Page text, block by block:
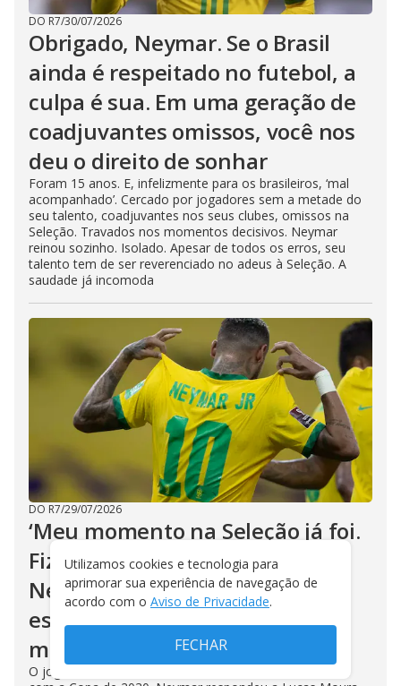
DO R7/30/07/2026
Obrigado, Neymar. Se o Brasil
ainda é respeitado no futebol, a
culpa é sua. Em uma geração de
coadjuvantes omissos, você nos
deu o direito de sonhar
Foram 15 anos. E, infelizmente para os brasileiros, ‘mal
acompanhado’. Cercado por jogadores sem a metade do
seu talento, coadjuvantes nos seus clubes, omissos na
Seleção. Travados nos momentos decisivos. Neymar
reinou sozinho. Isolado. Apesar de todos os erros, seu
talento tem de ser reverenciado no adeus à Seleção. A
saudade já incomoda
DO R7/29/07/2026
‘Meu momento na Seleção já foi.
Fiz história. Não quero mais!’
Neymar é direto. Matou a
esperança que Lucas Moura
mostrou no Esporte Record
O jogador de 34 anos foi direto: não tem como sonhar
Utilizamos cookies e tecnologia para
aprimorar sua experiência de navegação de
acordo com o Aviso de Privacidade.
FECHAR